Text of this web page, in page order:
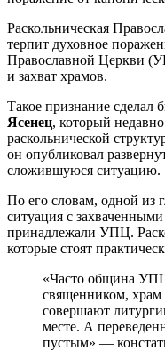
Раскольническая
терпит духовное
Православной Церкви
и захват храмов.
Такое признание
Ясенец, который
раскольнической
он опубликовал
сложившуюся ситуацию.
По его словам, одной из
ситуация с
принадлежали УПЦ.
которые стоят
«Часто община
священником, храм
совершают
месте. А
пустым» —